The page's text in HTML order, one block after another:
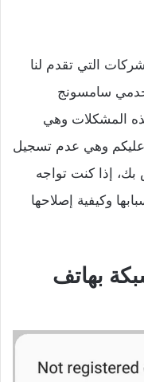
التي تقدم لنا
سامسونج
المشكلات وهي
وهي عدم تسجيل
إذا كنت تواجه
وكيفية إصلاحها
بهاتف